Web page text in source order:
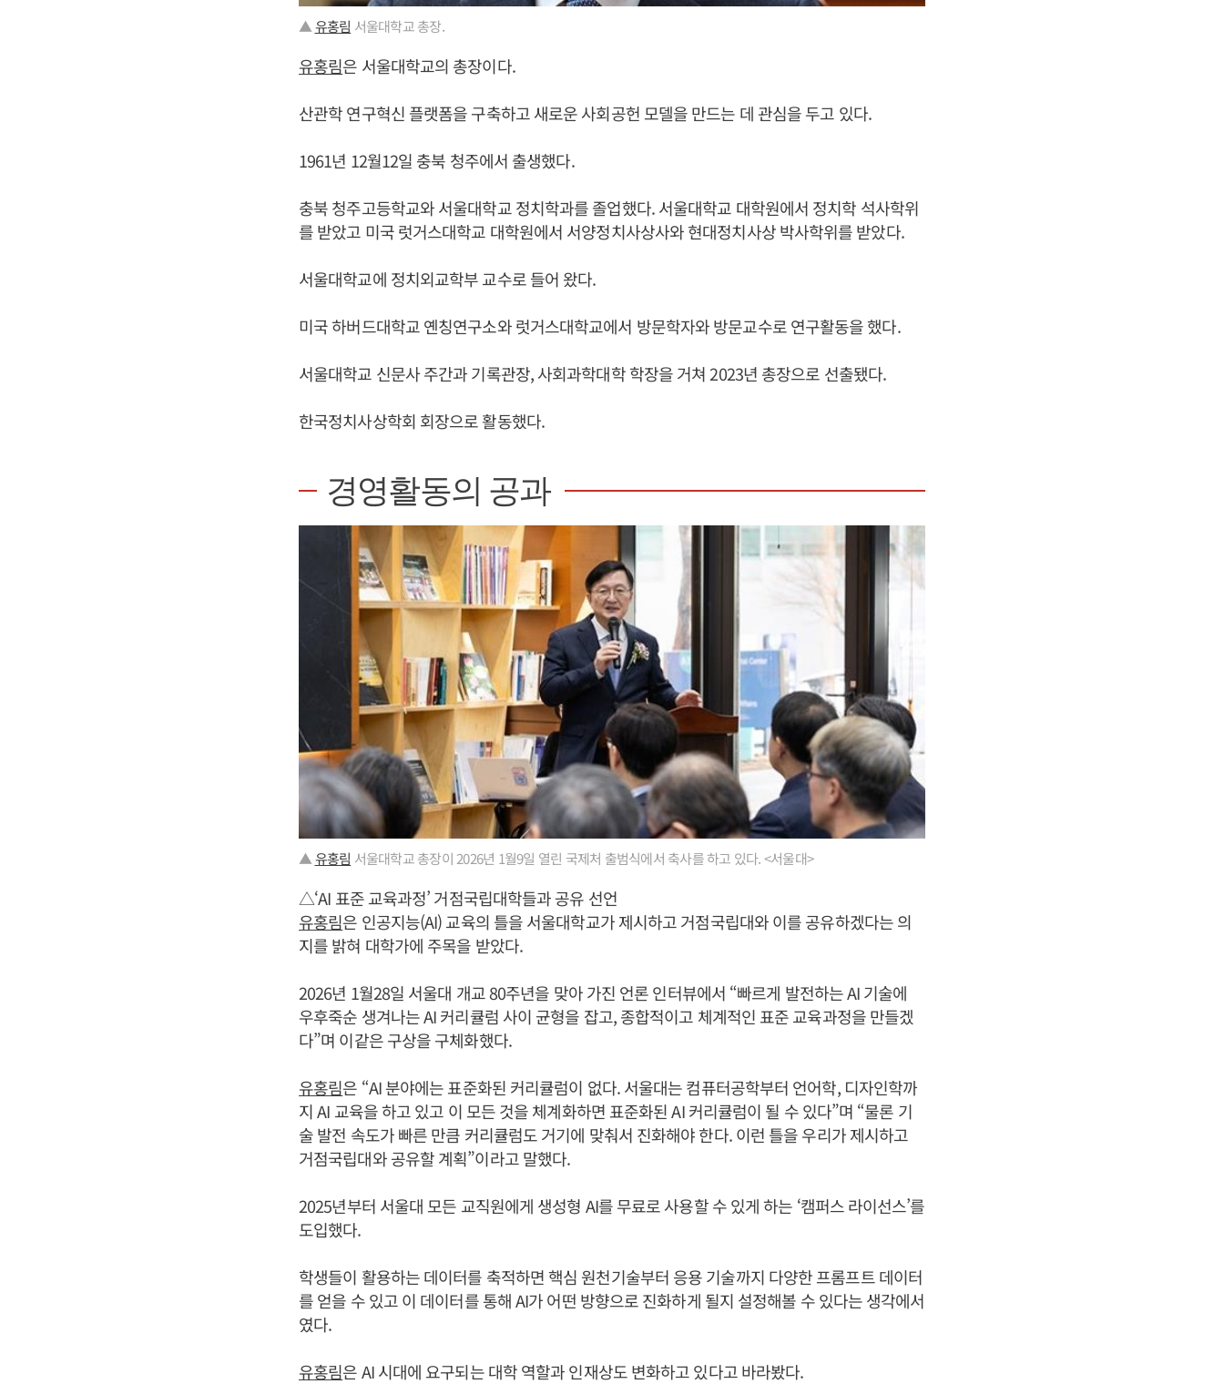
▲유홍림 서울대학교 총장.
유홍림은 서울대학교의 총장이다.
산관학 연구혁신 플랫폼을 구축하고 새로운 사회공헌 모델을 만드는 데 관심을 두고 있다.
1961년 12월12일 충북 청주에서 출생했다.
충북 청주고등학교와 서울대학교 정치학과를 졸업했다. 서울대학교 대학원에서 정치학 석사학위
를 받았고 미국 럿거스대학교 대학원에서 서양정치사상사와 현대정치사상 박사학위를 받았다.
서울대학교에 정치외교학부 교수로 들어 왔다.
미국 하버드대학교 옌칭연구소와 럿거스대학교에서 방문학자와 방문교수로 연구활동을 했다.
서울대학교 신문사 주간과 기록관장, 사회과학대학 학장을 거쳐 2023년 총장으로 선출됐다.
한국정치사상학회 회장으로 활동했다.
경영활동의 공과
▲유홍림 서울대학교 총장이 2026년 1월9일 열린 국제처 출범식에서 축사를 하고 있다. <서울대>
△‘AI 표준 교육과정’ 거점국립대학들과 공유 선언
유홍림은 인공지능(AI) 교육의 틀을 서울대학교가 제시하고 거점국립대와 이를 공유하겠다는 의
지를 밝혀 대학가에 주목을 받았다.
2026년 1월28일 서울대 개교 80주년을 맞아 가진 언론 인터뷰에서 “빠르게 발전하는 AI 기술에
우후죽순 생겨나는 AI 커리큘럼 사이 균형을 잡고, 종합적이고 체계적인 표준 교육과정을 만들겠
다”며 이같은 구상을 구체화했다.
유홍림은 “AI 분야에는 표준화된 커리큘럼이 없다. 서울대는 컴퓨터공학부터 언어학, 디자인학까
지 AI 교육을 하고 있고 이 모든 것을 체계화하면 표준화된 AI 커리큘럼이 될 수 있다”며 “물론 기
술 발전 속도가 빠른 만큼 커리큘럼도 거기에 맞춰서 진화해야 한다. 이런 틀을 우리가 제시하고
거점국립대와 공유할 계획”이라고 말했다.
2025년부터 서울대 모든 교직원에게 생성형 AI를 무료로 사용할 수 있게 하는 ‘캠퍼스 라이선스’를
도입했다.
학생들이 활용하는 데이터를 축적하면 핵심 원천기술부터 응용 기술까지 다양한 프롬프트 데이터
를 얻을 수 있고 이 데이터를 통해 AI가 어떤 방향으로 진화하게 될지 설정해볼 수 있다는 생각에서
였다.
유홍림은 AI 시대에 요구되는 대학 역할과 인재상도 변화하고 있다고 바라봤다.